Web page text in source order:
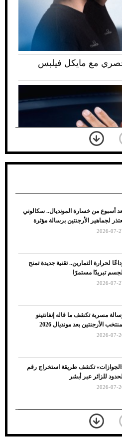
حصري مع مايكل فيلبس
عند الوقوف.. أشهر
المناسب للقميص
أسبوع من خسارة المونديال.. سكالوني
لجماهير الأرجنتين برسالة مؤثرة
2026-07-
لحرارة التمارين.. تقنية جديدة تمنح
تبريدًا مستمرًا
2026-07-
مسربة تكشف ما قاله إنفانتينو
الأرجنتين بعد مونديال 2026
2026-07-
تكشف طريقة استخراج رقم
للزائر عبر أبشر
2026-07-
بعد 7 أشهر من تعرضه لحادث مروع.. جوشوا
على برينغا بـ"الضربة القاضية" (فيديو)